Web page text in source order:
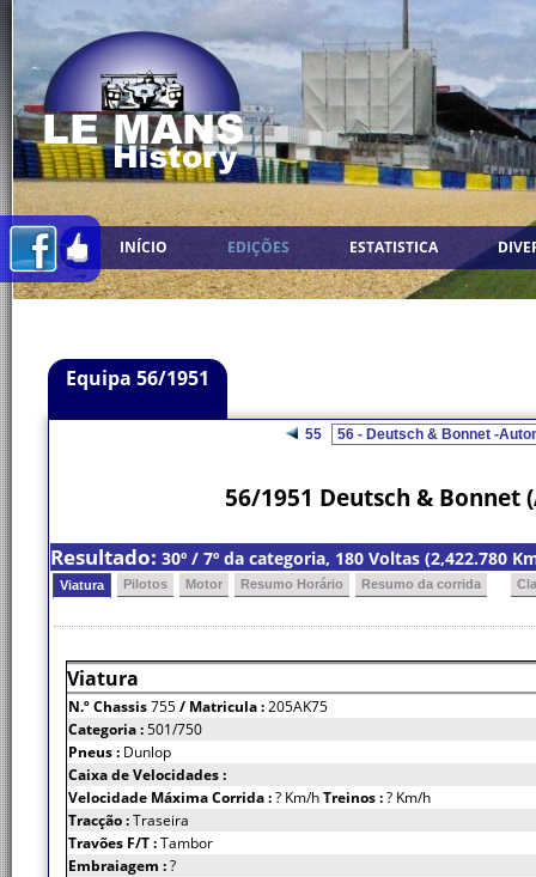
INÍCIO EDIÇÕES ESTATISTICA
Equipa 56/1951
55
56/1951 Deutsch &
Resultado: 30º / 7º da categoria, 180 Voltas (2,422.780
Viatura Pilotos Motor Resumo Horário Resumo da corrida
Viatura
N.º Chassis755/ Matricula :205AK75
Categoria :501/750
Pneus : Dunlop
Caixa de Velocidades :
Velocidade Máxima Corrida :? Km/hTreinos :? Km/h
Tracção :Traseira
Travões F/T :Tambor
Embraiagem :?